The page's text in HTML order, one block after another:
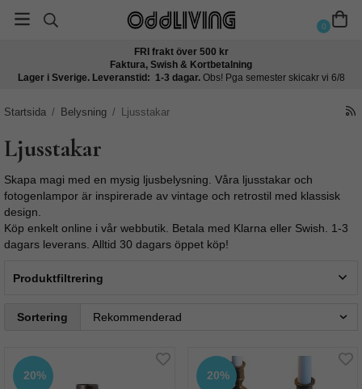
0
FRI frakt över 500 kr
Faktura, Swish & Kortbetalning
Lager i Sverige. Leveranstid: 1-3 dagar. Obs! Pga semester skicakr vi 6/8
Startsida / Belysning / Ljusstakar
Ljusstakar
Skapa magi med en mysig ljusbelysning. Våra ljusstakar och
fotogenlampor är inspirerade av vintage och retrostil med klassisk
design.
Köp enkelt online i vår webbutik. Betala med Klarna eller Swish. 1-3
dagars leverans. Alltid 30 dagars öppet köp!
Produktfiltrering
Sortering
20% 20%